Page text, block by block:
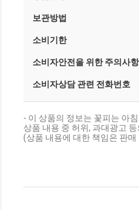
보관방법
소비기한
소비자안전을 위한 주의사항
소비자상담 관련 전화번호
- 이 상품의 정보는 꽃피는 아
상품 내용 중 허위, 과대광고
(상품 내용에 대한 책임은 판